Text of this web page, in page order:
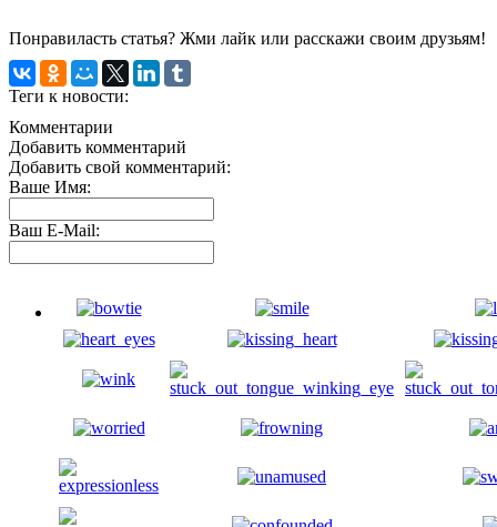
Понравиласть статья? Жми лайк или расскажи своим друзьям!
Теги к новости:
Комментарии
Добавить комментарий
Добавить свой комментарий:
Ваше Имя:
Ваш E-Mail: